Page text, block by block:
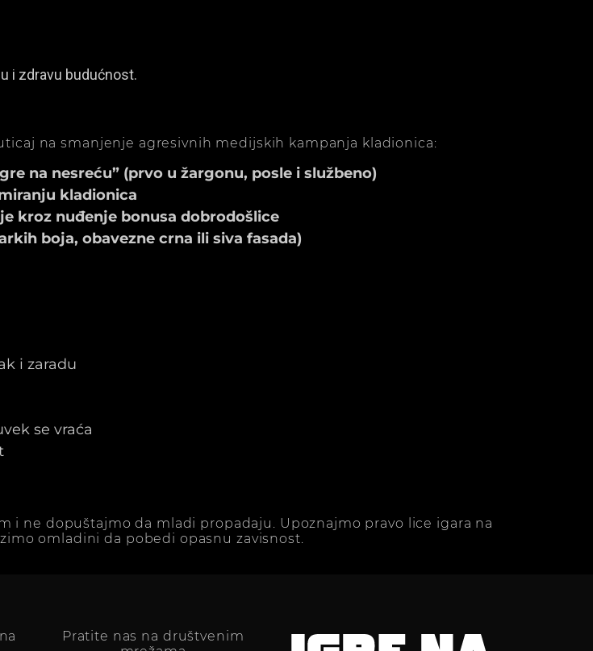
i zdravu budućnost.
na smanjenje agresivnih medijskih kampanja kladionica:
na nesreću” (prvo u žargonu, posle i službeno)
kladionica
kroz nuđenje bonusa dobrodošlice
boja, obavezne crna ili siva fasada)
i zaradu
se vraća
i ne dopuštajmo da mladi propadaju. Upoznajmo pravo lice igara na
omladini da pobedi opasnu zavisnost.
Pratite nas na društvenim